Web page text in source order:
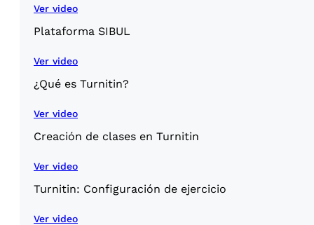
Ver video
Plataforma SIBUL
Ver video
¿Qué es Turnitin?
Ver video
Creación de clases en Turnitin
Ver video
Turnitin: Configuración de ejercicio
Ver video